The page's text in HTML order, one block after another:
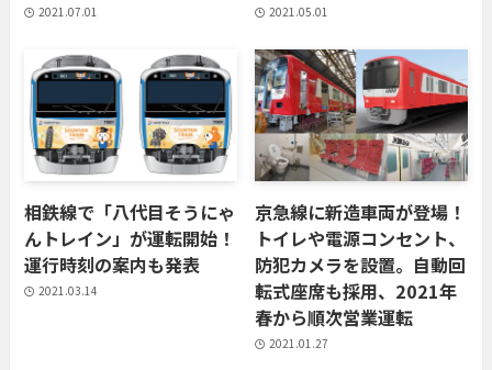
2021.07.01 2021.05.01
相鉄線で「八代目そうにゃ
んトレイン」が運転開始！
運行時刻の案内も発表
2021.03.14
京急線に新造車両が登場！
トイレや電源コンセント、
防犯カメラを設置。自動回
転式座席も採用、2021年
春から順次営業運転
2021.01.27